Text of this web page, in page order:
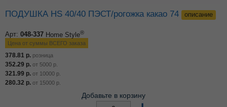
ПОДУШКА HS 40/40 ПЭСТ/рогожка какао 74 описание
Арт: 048-337 Home Style®
Цена от суммы ВСЕГО заказа
378.81 р. розница
352.29 р. от 5000 р.
321.99 р. от 10000 р.
280.32 р. от 15000 р.
Добавьте в корзину